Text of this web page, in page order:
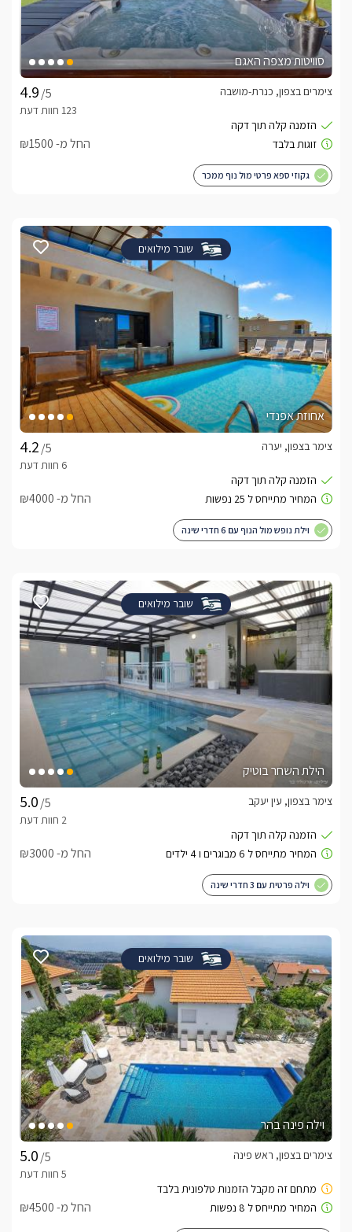
סוויטות מצפה האגם
/5
צימרים בצפון, כנרת-מושבה
החל מ- ₪1500
גקוזי ספא פרטי מול נוף ממכר
שובר מילואים
אחוזת אפנדי
/5
צימר בצפון, יערה
החל מ- ₪4000
וילת נופש מול הנוף עם 6 חדרי שינה
שובר מילואים
הילת השחר בוטיק
/5
צימר בצפון, עין יעקב
החל מ- ₪3000
וילה פרטית עם 3 חדרי שינה
שובר מילואים
וילה פינה בהר
/5
צימרים בצפון, ראש פינה
החל מ- ₪4500